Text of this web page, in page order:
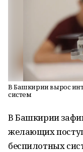
В Башкирии вырос
систем
В Башкирии
желающих
беспилотных